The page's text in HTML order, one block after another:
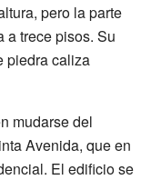
pero la parte
a trece pisos. Su
piedra caliza
mudarse del
Avenida, que en
El edificio se